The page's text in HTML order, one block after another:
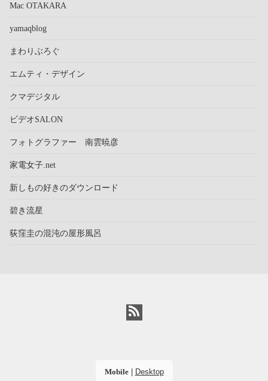
Mac OTAKARA
yamaqblog
まわりぶろぐ
エムティ・デザイン
クマデジタル
ビデオSALON
フォトグラファー 南雲暁彦
家電女子.net
新しもの好きのダウンロード
碧き流星
荻窪圭の混沌の屋形風呂
Mobile| Desktop